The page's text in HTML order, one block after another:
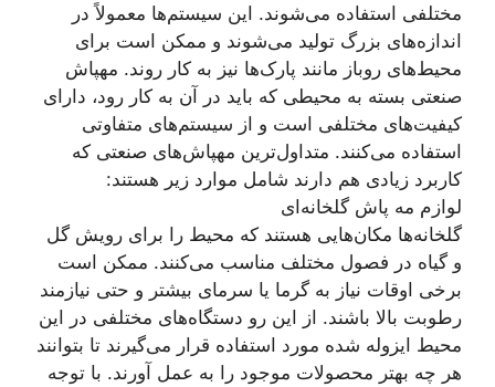
مختلفی استفاده می‌شوند. این سیستم‌ها معمولاً در
اندازه‌های بزرگ تولید می‌شوند و ممکن است برای
محیط‌های روباز مانند پارک‌ها نیز به کار روند. مهپاش
صنعتی بسته به محیطی که باید در آن به کار رود، دارای
کیفیت‌های مختلفی است و از سیستم‌های متفاوتی
استفاده می‌کنند. متداول‌ترین مهپاش‌های صنعتی که
کاربرد زیادی هم دارند شامل موارد زیر هستند:
لوازم مه پاش گلخانه‌ای
گلخانه‌ها مکان‌هایی هستند که محیط را برای رویش گل
و گیاه در فصول مختلف مناسب می‌کنند. ممکن است
برخی اوقات نیاز به گرما یا سرمای بیشتر و حتی نیازمند
رطوبت بالا باشند. از این رو دستگاه‌های مختلفی در این
محیط ایزوله شده مورد استفاده قرار می‌گیرند تا بتوانند
هر چه بهتر محصولات موجود را به عمل آورند. با توجه